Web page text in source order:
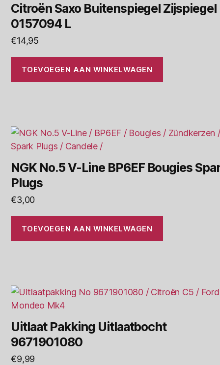
Citroën Saxo Buitenspiegel Zijspiegel
0157094 L
€14,95
TOEVOEGEN AAN WINKELWAGEN
NGK No.5 V-Line BP6EF Bougies
Plugs
€3,00
TOEVOEGEN AAN WINKELWAGEN
Uitlaat Pakking Uitlaatbocht
9671901080
€9,99